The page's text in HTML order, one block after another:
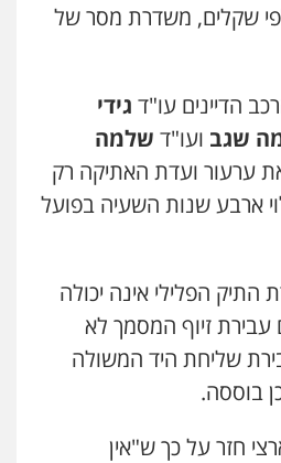
שקלים, משדרת מסר של
הדיינים עו"ד גידי
שגב ועו"ד שלמה
ערעור ועדת האתיקה רק
ארבע שנות השעיה בפועל
התיק הפלילי אינה יכולה
עבירת זיוף המסמך לא
שליחת היד המשולה
בוססה.
חזר על כך ש"אין